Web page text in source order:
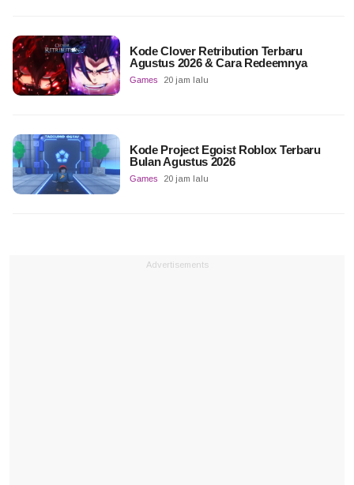
Kode Clover Retribution Terbaru
Agustus 2026 & Cara Redeemnya
Games 20 jam lalu
Kode Project Egoist Roblox Terbaru
Bulan Agustus 2026
Games 20 jam lalu
Advertisements